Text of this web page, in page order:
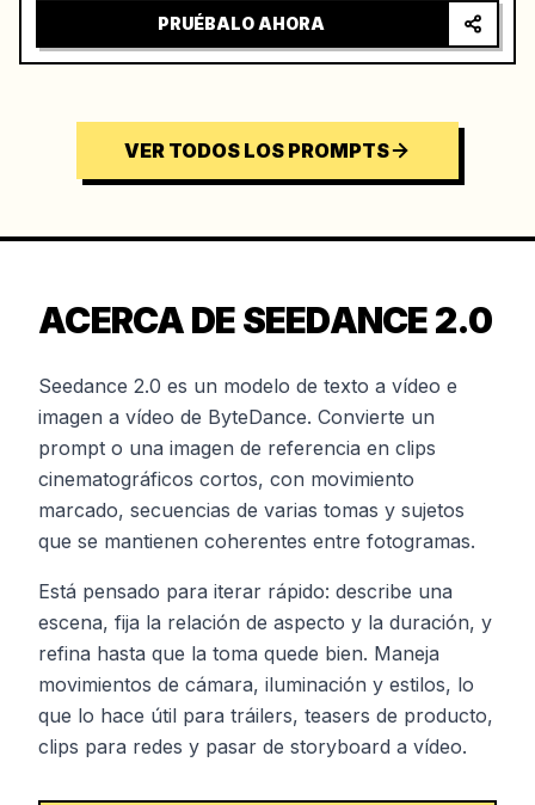
the face, hair, body type, costume, and whole body
of the same woman appearing alone in the vi…
PRUÉBALO AHORA
VER TODOS LOS PROMPTS
ACERCA DE SEEDANCE 2.0
Seedance 2.0 es un modelo de texto a vídeo e
imagen a vídeo de ByteDance. Convierte un
prompt o una imagen de referencia en clips
cinematográficos cortos, con movimiento
marcado, secuencias de varias tomas y sujetos
que se mantienen coherentes entre fotogramas.
Está pensado para iterar rápido: describe una
escena, fija la relación de aspecto y la duración, y
refina hasta que la toma quede bien. Maneja
movimientos de cámara, iluminación y estilos, lo
que lo hace útil para tráilers, teasers de producto,
clips para redes y pasar de storyboard a vídeo.